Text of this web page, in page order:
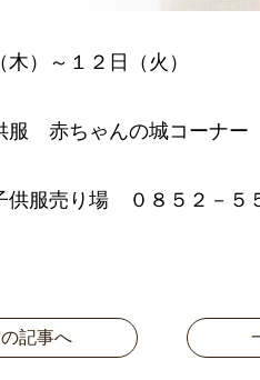
木）～１２日（火）
赤ちゃんの城コーナー
供服売り場 ０８５２－
記事へ